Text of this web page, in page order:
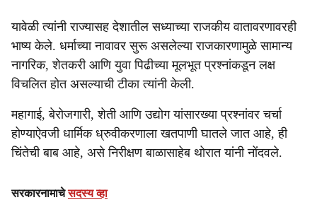
यावेळी त्यांनी राज्यासह देशातील सध्याच्या राजकीय वातावरणावरही
भाष्य केले. धर्माच्या नावावर सुरू असलेल्या राजकारणामुळे सामान्य
नागरिक, शेतकरी आणि युवा पिढीच्या मूलभूत प्रश्नांकडून लक्ष
विचलित होत असल्याची टीका त्यांनी केली.
महागाई, बेरोजगारी, शेती आणि उद्योग यांसारख्या प्रश्नांवर चर्चा
होण्याऐवजी धार्मिक ध्रुवीकरणाला खतपाणी घातले जात आहे, ही
चिंतेची बाब आहे, असे निरीक्षण बाळासाहेब थोरात यांनी नोंदवले.
सरकारनामाचेसदस्य व्हा